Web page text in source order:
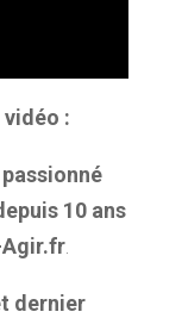
:
passionné
10 ans
.
dernier